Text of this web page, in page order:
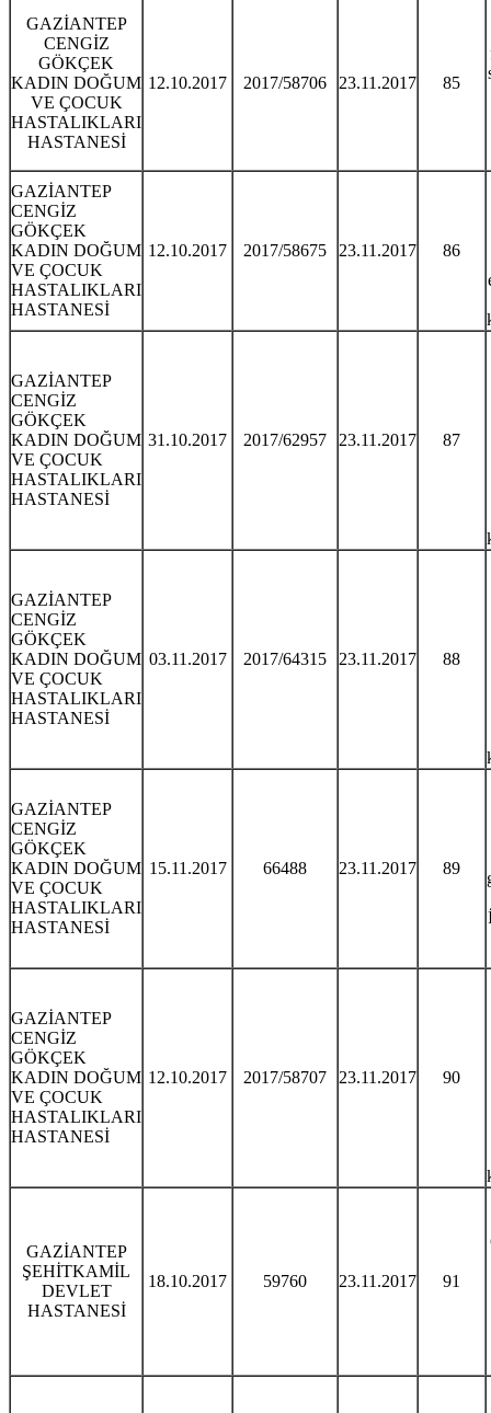
GAZİANTEP
CENGİZ
GÖKÇEK
KADIN DOĞUM
VE ÇOCUK
HASTALIKLARI
HASTANESİ
12.10.2017 2017/58706 23.11.2017 85
GAZİANTEP
CENGİZ
GÖKÇEK
KADIN DOĞUM
VE ÇOCUK
HASTALIKLARI
HASTANESİ
12.10.2017 2017/58675 23.11.2017
86
GAZİANTEP
CENGİZ
GÖKÇEK
KADIN DOĞUM
VE ÇOCUK
HASTALIKLARI
HASTANESİ
31.10.2017 2017/62957 23.11.2017 87
GAZİANTEP
CENGİZ
GÖKÇEK
KADIN DOĞUM
VE ÇOCUK
HASTALIKLARI
HASTANESİ
03.11.2017 2017/64315 23.11.2017 88
GAZİANTEP
CENGİZ
GÖKÇEK
KADIN DOĞUM
VE ÇOCUK
HASTALIKLARI
HASTANESİ
15.11.2017 66488 23.11.2017 89
GAZİANTEP
CENGİZ
GÖKÇEK
KADIN DOĞUM
VE ÇOCUK
HASTALIKLARI
HASTANESİ
12.10.2017 2017/58707 23.11.2017 90
GAZİANTEP
ŞEHİTKAMİL
DEVLET
HASTANESİ
18.10.2017 59760 23.11.2017 91